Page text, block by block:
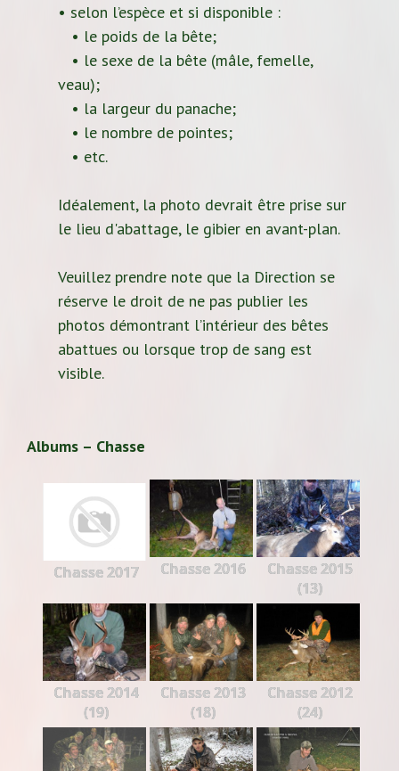
• selon l’espèce et si disponible :
• le poids de la bête;
• le sexe de la bête (mâle, femelle,
veau);
• la largeur du panache;
• le nombre de pointes;
• etc.
Idéalement, la photo devrait être prise sur
le lieu d'abattage, le gibier en avant-plan.
Veuillez prendre note que la Direction se
réserve le droit de ne pas publier les
photos démontrant l’intérieur des bêtes
abattues ou lorsque trop de sang est
visible.
Albums – Chasse
Chasse 2017 Chasse 2016
Chasse 2015
(13)
Chasse 2014
(19)
Chasse 2013
(18)
Chasse 2012
(24)